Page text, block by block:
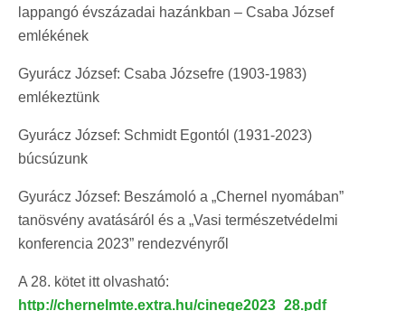
lappangó évszázadai hazánkban – Csaba József
emlékének
Gyurácz József: Csaba Józsefre (1903-1983)
emlékeztünk
Gyurácz József: Schmidt Egontól (1931-2023)
búcsúzunk
Gyurácz József: Beszámoló a „Chernel nyomában”
tanösvény avatásáról és a „Vasi természetvédelmi
konferencia 2023” rendezvényről
A 28. kötet itt olvasható:
http://chernelmte.extra.hu/cinege2023_28.pdf